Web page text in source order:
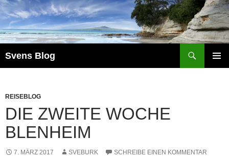
Svens Blog
REISEBLOG
DIE ZWEITE WOCHE
BLENHEIM
7. MÄRZ 2017 SVEBURK SCHREIBE EINEN KOMMENTAR